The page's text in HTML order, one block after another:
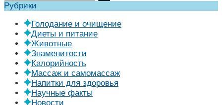
Рубрики
Голодание и очищение
Диеты и питание
Животные
Знаменитости
Калорийность
Массаж и самомассаж
Напитки для здоровья
Научные факты
Новости